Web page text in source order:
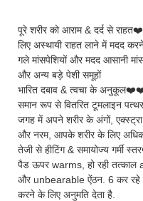
पूरे शरीर को आराम & दर्द से
लिए अस्थायी राहत लाने में मदद करने
गले मांसपेशियों और मदद आसानी
और अन्य बड़े पेशी समूहों
भारित दबाव & त्वचा के
समान रूप से वितरित टूमलाइन
जगह में अपने शरीर के अंगों,
और नरम, आपके शरीर के लिए
तेजी से हीटिंग & समायोज्य गर्मी
पैड ऊपर warms, हो रही तत्काल
और unbearable ऐंठन. 6 कर रहे
करने के लिए अनुमति देता है.